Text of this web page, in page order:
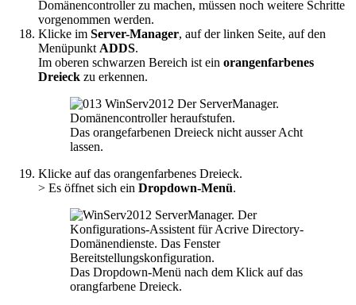
Domänencontroller zu machen, müssen noch weitere Schritte
vorgenommen werden.
Klicke im Server-Manager, auf der linken Seite, auf den
Menüpunkt ADDS.
Im oberen schwarzen Bereich ist ein orangenfarbenes
Dreieck zu erkennen.
Das orangefarbenen Dreieck nicht ausser Acht
lassen.
Klicke auf das orangenfarbenes Dreieck.
> Es öffnet sich ein Dropdown-Menü.
Das Dropdown-Menü nach dem Klick auf das
orangfarbene Dreieck.